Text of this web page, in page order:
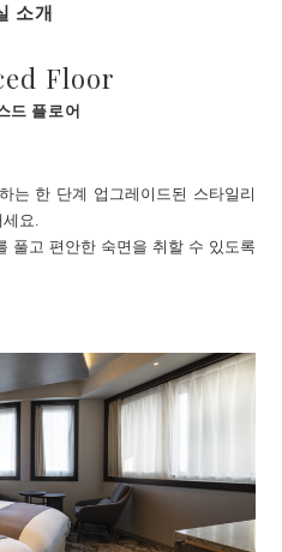
소개
Floor
드 플로어
는 한 단계 업그레이드된 스타일리
요.
풀고 편안한 숙면을 취할 수 있도록